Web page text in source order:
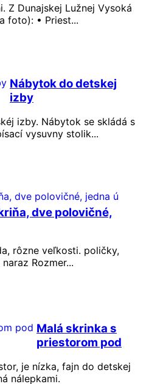
Z Dunajskej Lužnej Vysoká
foto): • Priest...
Nábytok do detskej
izby
izby. Nábytok se skládá s
vysuvny stolik...
dve polovičné,
rôzne veľkosti. poličky,
Rozmer...
Malá skrinka s
priestorom pod
je nízka, fajn do detskej
nálepkami.